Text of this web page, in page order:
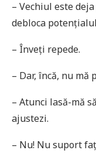
– Vechiul este
debloca
– Înveți repede.
– Dar, încă, nu mă
– Atunci lasă-mă
ajustezi.
– Nu! Nu suport